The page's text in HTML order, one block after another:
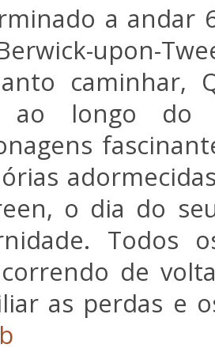
a andar
upon-
caminhar,
ao longo do
o dia do
Todos
de
as perdas e